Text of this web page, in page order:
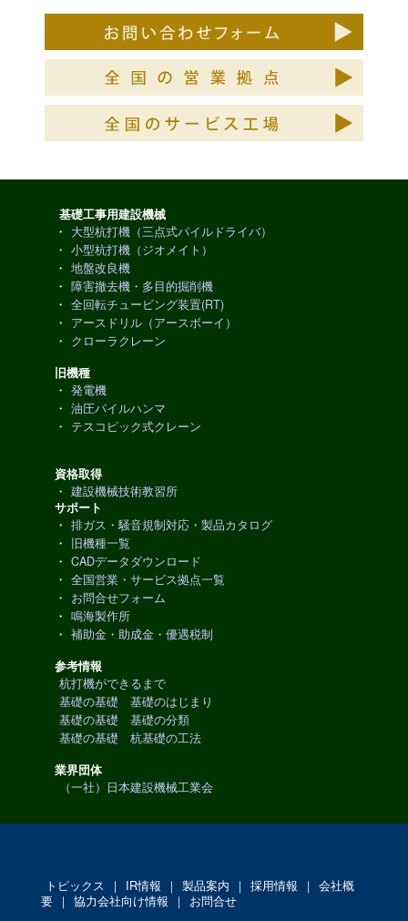
基礎工事用建設機械
・
大型杭打機（三点式パイルドライバ）
・ 小型杭打機（ジオメイト）
・ 地盤改良機
・ 障害撤去機・多目的掘削機
・ 全回転チュービング装置(RT)
・
アースドリル（アースボーイ）
・
クローラクレーン
旧機種
・ 発電機
・ 油圧パイルハンマ
・
テスコピック式クレーン
資格取得
・ 建設機械技術教習所
サポート
・ 排ガス・騒音規制対応・製品カタログ
・
旧機種一覧
・ CADデータダウンロード
・ 全国営業・サービス拠点一覧
・
お問合せフォーム
・ 鳴海製作所
・ 補助金・助成金・優遇税制
参考情報
杭打機ができるまで
基礎の基礎 基礎のはじまり
基礎の基礎 基礎の分類
基礎の基礎 杭基礎の工法
業界団体
（一社）日本建設機械工業会
トピックス ｜ IR情報 ｜ 製品案内 ｜ 採用情報 ｜
会社概
要
｜ 協力会社向け情報 ｜ お問合せ